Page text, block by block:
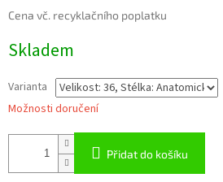
Měrná
Cena vč. recyklačního poplatku
Skladem
Varianta
Možnosti doručení
Přidat do košíku